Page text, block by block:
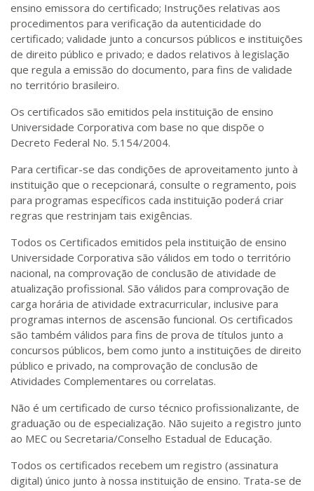
ensino emissora do certificado; Instruções relativas aos
procedimentos para verificação da autenticidade do
certificado; validade junto a concursos públicos e instituições
de direito público e privado; e dados relativos à legislação
que regula a emissão do documento, para fins de validade
no território brasileiro.
Os certificados são emitidos pela instituição de ensino
Universidade Corporativa com base no que dispõe o
Decreto Federal No. 5.154/2004.
Para certificar-se das condições de aproveitamento junto à
instituição que o recepcionará, consulte o regramento, pois
para programas específicos cada instituição poderá criar
regras que restrinjam tais exigências.
Todos os Certificados emitidos pela instituição de ensino
Universidade Corporativa são válidos em todo o território
nacional, na comprovação de conclusão de atividade de
atualização profissional. São válidos para comprovação de
carga horária de atividade extracurricular, inclusive para
programas internos de ascensão funcional. Os certificados
são também válidos para fins de prova de títulos junto a
concursos públicos, bem como junto a instituições de direito
público e privado, na comprovação de conclusão de
Atividades Complementares ou correlatas.
Não é um certificado de curso técnico profissionalizante, de
graduação ou de especialização. Não sujeito a registro junto
ao MEC ou Secretaria/Conselho Estadual de Educação.
Todos os certificados recebem um registro (assinatura
digital) único junto à nossa instituição de ensino. Trata-se de